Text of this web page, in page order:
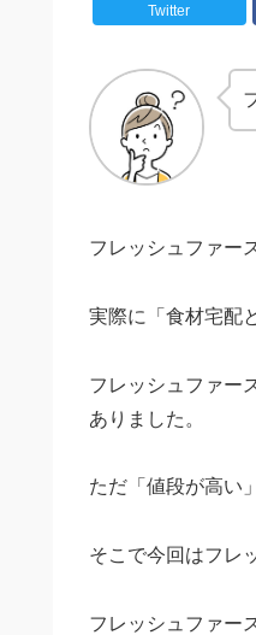
Twitter
フレッシュファー
実際に「食材宅配
フレッシュファー
ありました。
ただ「値段が高い
そこで今回はフレ
フレッシュファー